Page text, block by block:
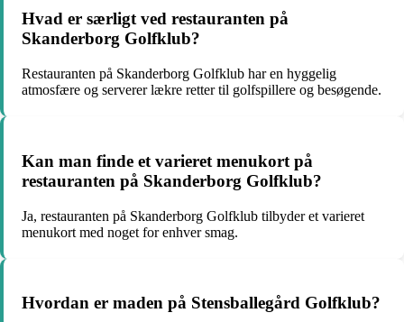
Hvad er særligt ved restauranten på
Skanderborg Golfklub?
Restauranten på Skanderborg Golfklub har en hyggelig
atmosfære og serverer lækre retter til golfspillere og besøgende.
Kan man finde et varieret menukort på
restauranten på Skanderborg Golfklub?
Ja, restauranten på Skanderborg Golfklub tilbyder et varieret
menukort med noget for enhver smag.
Hvordan er maden på Stensballegård Golfklub?